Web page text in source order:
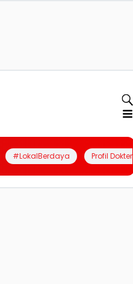
#LokalBerdaya Profil Dokter